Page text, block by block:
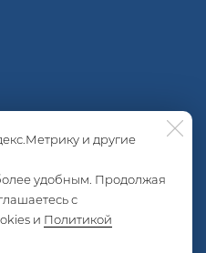
и другие
удобным. Продолжая
с
и Политикой